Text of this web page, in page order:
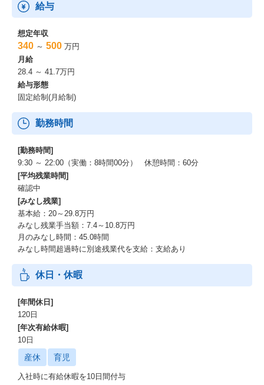
給与
想定年収
340 ～ 500 万円
月給
28.4 ～ 41.7万円
給与形態
固定給制(月給制)
勤務時間
[勤務時間]
9:30 ～ 22:00（実働：8時間00分） 休憩時間：60分
[平均残業時間]
確認中
[みなし残業]
基本給：20～29.8万円
みなし残業手当額：7.4～10.8万円
月のみなし時間：45.0時間
みなし時間超過時に別途残業代を支給：支給あり
休日・休暇
[年間休日]
120日
[年次有給休暇]
10日
産休 育児
入社時に有給休暇を10日間付与